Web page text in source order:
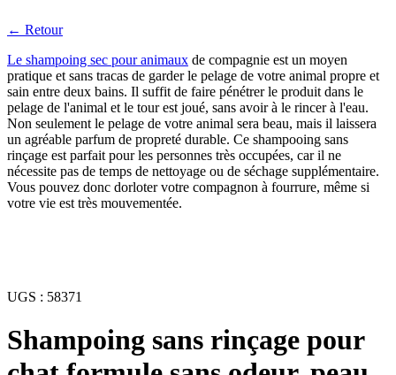
← Retour
Le shampoing sec pour animaux de compagnie est un moyen
pratique et sans tracas de garder le pelage de votre animal propre et
sain entre deux bains. Il suffit de faire pénétrer le produit dans le
pelage de l'animal et le tour est joué, sans avoir à le rincer à l'eau.
Non seulement le pelage de votre animal sera beau, mais il laissera
un agréable parfum de propreté durable. Ce shampooing sans
rinçage est parfait pour les personnes très occupées, car il ne
nécessite pas de temps de nettoyage ou de séchage supplémentaire.
Vous pouvez donc dorloter votre compagnon à fourrure, même si
votre vie est très mouvementée.
UGS : 58371
Shampoing sans rinçage pour